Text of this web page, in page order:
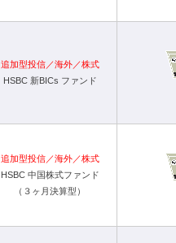
追加型投信／海外／株式
HSBC 新BICs ファンド
追加型投信／海外／株式
HSBC 中国株式ファンド
（３ヶ月決算型）